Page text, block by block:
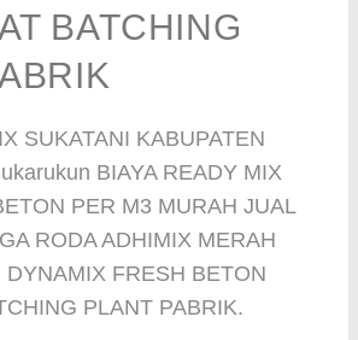
BATCHING
SUKATANI KABUPATEN
BIAYA READY MIX
PER M3 MURAH JUAL
RODA ADHIMIX MERAH
FRESH BETON
PLANT PABRIK.